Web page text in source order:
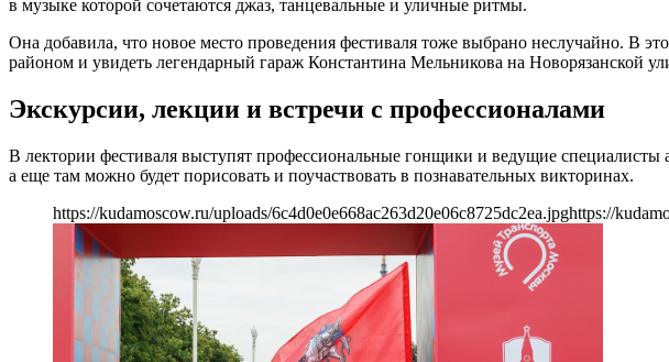
в музыке которой сочетаются джаз, танцевальные и уличные ритмы.
Она добавила, что новое место проведения фестиваля тоже выбрано неслучайно. В
районом и увидеть легендарный гараж Константина Мельникова на Новорязанской
Экскурсии, лекции и встречи с профессионалами
В лектории фестиваля выступят профессиональные гонщики и ведущие
а еще там можно будет порисовать и поучаствовать в познавательных викторинах.
https://kudamoscow.ru/uploads/6c4d0e0e668ac263d20e06c8725dc2ea.jpghttps://